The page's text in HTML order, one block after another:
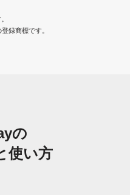
録商標です。
の
使い方